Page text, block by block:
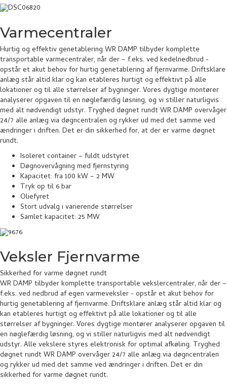
Varmecentraler
Hurtig og effektiv genetablering WR DAMP tilbyder komplette
transportable varmecentraler, når der – f.eks. ved kedelnedbrud -
opstår et akut behov for hurtig genetablering af fjernvarme. Driftsklare
anlæg står altid klar og kan etableres hurtigt og effektivt på alle
lokationer og til alle størrelser af bygninger. Vores dygtige montører
analyserer opgaven til en nøglefærdig løsning, og vi stiller naturligvis
med alt nødvendigt udstyr. Tryghed døgnet rundt WR DAMP overvåger
24/7 alle anlæg via døgncentralen og rykker ud med det samme ved
ændringer i driften. Det er din sikkerhed for, at der er varme døgnet
rundt.
Isoleret container – fuldt udstyret
Døgnovervågning med fjernstyring
Kapacitet: fra 100 kW – 2 MW
Tryk op til 6 bar
Oliefyret
Stort udvalg i varierende størrelser
Samlet kapacitet: 25 MW
Veksler Fjernvarme
Sikkerhed for varme døgnet rundt
WR DAMP tilbyder komplette transportable vekslercentraler, når der –
f.eks. ved nedbrud af egen varmeveksler - opstår et akut behov for
hurtig genetablering af fjernvarme. Driftsklare anlæg står altid klar og
kan etableres hurtigt og effektivt på alle lokationer og til alle
størrelser af bygninger. Vores dygtige montører analyserer opgaven til
en nøglefærdig løsning, og vi stiller naturligvis med alt nødvendigt
udstyr. Alle vekslere styres elektronisk for optimal afkøling. Tryghed
døgnet rundt WR DAMP overvåger 24/7 alle anlæg via døgncentralen
og rykker ud med det samme ved ændringer i driften. Det er din
sikkerhed for varme døgnet rundt.